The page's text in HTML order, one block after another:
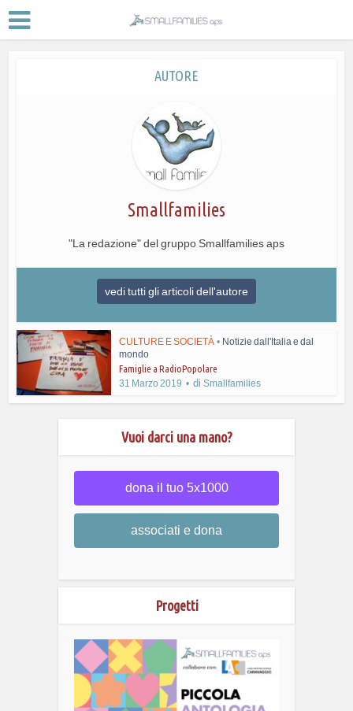
AUTORE
Smallfamilies
"La redazione" del gruppo Smallfamilies aps
vedi tutti gli articoli dell'autore
CULTURE E SOCIETÀ • Notizie dall'Italia e dal
mondo
Famiglie a RadioPopolare
31 Marzo 2019
diSmallfamilies
Vuoi darci una mano?
dona il tuo 5x1000
associati e dona
Progetti